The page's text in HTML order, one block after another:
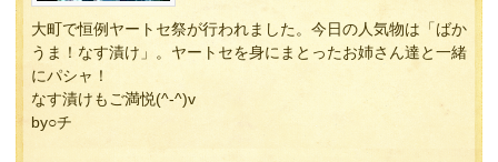
大町で恒例ヤートセ祭が行われました。今日の人気物は「ばか
うま！なす漬け」。ヤートセを身にまとったお姉さん達と一緒
にパシャ！
なす漬けもご満悦(^-^)v
by○チ